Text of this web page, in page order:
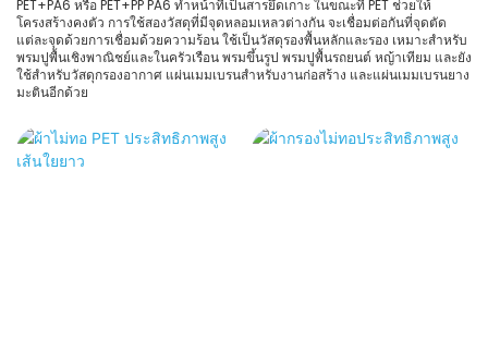
PET+PA6 หรือ PET+PP PA6 ทำหน้าที่เป็นสารยึดเกาะ ในขณะที่ PET ช่วยให้
โครงสร้างคงตัว การใช้สองวัสดุที่มีจุดหลอมเหลวต่างกัน จะเชื่อมต่อกันที่จุดตัด
แต่ละจุดด้วยการเชื่อมด้วยความร้อน ใช้เป็นวัสดุรองพื้นหลักและรอง เหมาะสำหรับ
พรมปูพื้นเชิงพาณิชย์และในครัวเรือน พรมขึ้นรูป พรมปูพื้นรถยนต์ หญ้าเทียม และยัง
ใช้สำหรับวัสดุกรองอากาศ แผ่นเมมเบรนสำหรับงานก่อสร้าง และแผ่นเมมเบรนยาง
มะตินอีกด้วย